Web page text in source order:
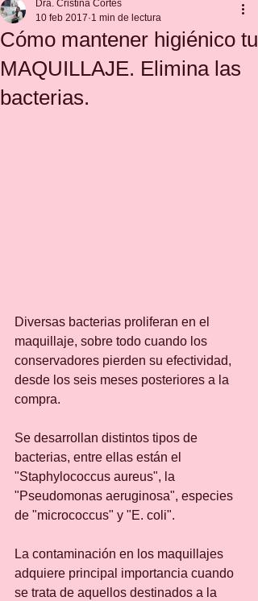
Cómo mantener higiénico tu
MAQUILLAJE. Elimina las
bacterias.
Dra. Cristina Cortés
10 feb 2017 1 min de lectura
Diversas bacterias proliferan en el
maquillaje, sobre todo cuando los
conservadores pierden su efectividad,
desde los seis meses posteriores a la
compra.
Se desarrollan distintos tipos de
bacterias, entre ellas están el
"Staphylococcus aureus", la
"Pseudomonas aeruginosa", especies
de "micrococcus" y "E. coli".
La contaminación en los maquillajes
adquiere principal importancia cuando
se trata de aquellos destinados a la